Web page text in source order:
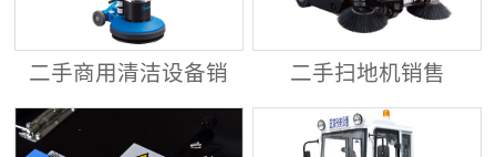
二手商用清洁设备销
二手扫地机销售